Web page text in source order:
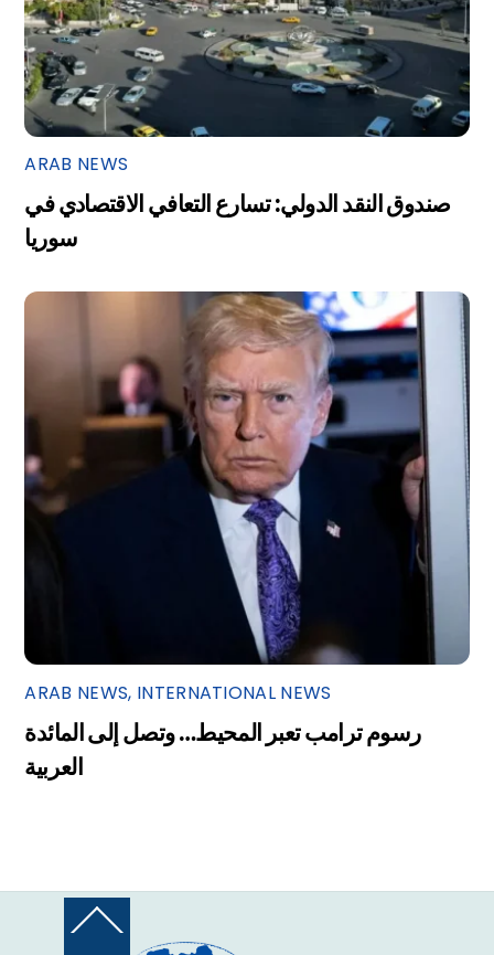
ARAB NEWS
صندوق النقد الدولي: تسارع التعافي الاقتصادي في
سوريا
ARAB NEWS, INTERNATIONAL NEWS
رسوم ترامب تعبر المحيط… وتصل إلى المائدة
العربية
Back